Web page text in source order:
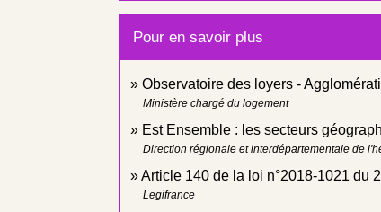
Pour en savoir plus
Observatoire des loyers -
Ministère chargé du logement
Est Ensemble : les secteurs
Direction régionale et interdépartementale de
Article 140 de la loi n°2018-1021 du
Legifrance